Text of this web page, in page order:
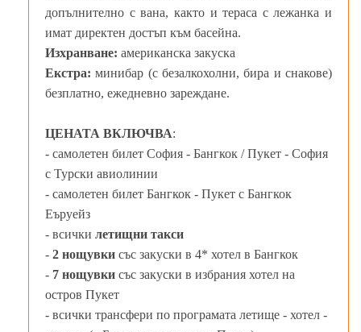
допълнително с вана, както и тераса с лежанка и
имат директен достъп към басейна.
Изхранване: американска закуска
Екстра: минибар (с безалкохолни, бира и снакове)
безплатно, ежедневно зареждане.
ЦЕНАТА ВКЛЮЧВА:
- самолетен билет София - Бангкок / Пукет - София
с Турски авиолинии
- самолетен билет Бангкок - Пукет с Бангкок
Еъруейз
- всички летищни такси
- 2 нощувки със закуски в 4* хотел в Бангкок
- 7 нощувки със закуски в избрания хотел на
остров Пукет
- всички трансфери по програмата летище - хотел -